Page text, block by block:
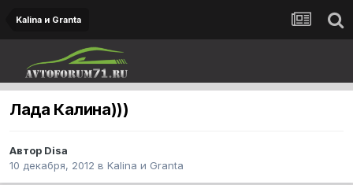
Kalina и Granta
Лада Калина)))
Автор Disa
10 декабря, 2012 в Kalina и Granta